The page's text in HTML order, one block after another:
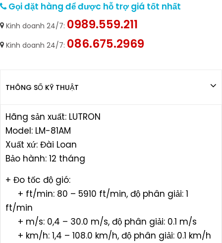
Gọi đặt hàng để được hỗ trợ giá tốt nhất
Kinh doanh 24/7: 0989.559.211
Kinh doanh 24/7: 086.675.2969
THÔNG SỐ KỸ THUẬT
Hãng sản xuất: LUTRON
Model: LM-81AM
Xuất xứ: Đài Loan
Bảo hành: 12 tháng
+ Đo tốc độ gió:
+ ft/min: 80 – 5910 ft/min, độ phân giải: 1
ft/min
+ m/s: 0,4 – 30.0 m/s, độ phân giải: 0.1 m/s
+ km/h: 1,4 – 108.0 km/h, độ phân giải: 0.1 km/h